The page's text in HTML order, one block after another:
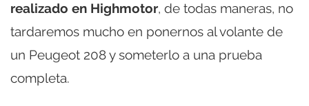
realizado en Highmotor, de todas maneras, no
tardaremos mucho en ponernos al volante de
un Peugeot 208 y someterlo a una prueba
completa.